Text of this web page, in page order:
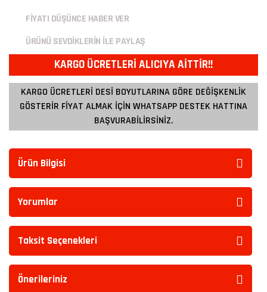
FİYATI DÜŞÜNCE HABER VER
ÜRÜNÜ SEVDİKLERİN İLE PAYLAŞ
KARGO ÜCRETLERİ ALICIYA AİTTİR!!
KARGO ÜCRETLERİ DESİ BOYUTLARINA GÖRE DEĞİŞKENLİK
GÖSTERİR FİYAT ALMAK İÇİN WHATSAPP DESTEK HATTINA
BAŞVURABİLİRSİNİZ.
Ürün Bilgisi
Yorumlar
Taksit Seçenekleri
Önerileriniz